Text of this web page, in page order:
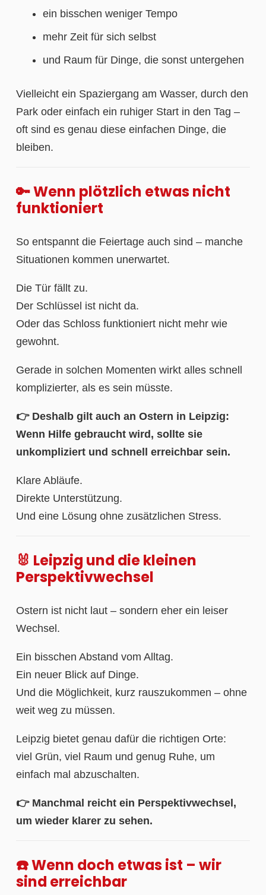
ein bisschen weniger Tempo
mehr Zeit für sich selbst
und Raum für Dinge, die sonst untergehen
Vielleicht ein Spaziergang am Wasser, durch den
Park oder einfach ein ruhiger Start in den Tag –
oft sind es genau diese einfachen Dinge, die
bleiben.
🔑 Wenn plötzlich etwas nicht
funktioniert
So entspannt die Feiertage auch sind – manche
Situationen kommen unerwartet.
Die Tür fällt zu.
Der Schlüssel ist nicht da.
Oder das Schloss funktioniert nicht mehr wie
gewohnt.
Gerade in solchen Momenten wirkt alles schnell
komplizierter, als es sein müsste.
👉 Deshalb gilt auch an Ostern in Leipzig:
Wenn Hilfe gebraucht wird, sollte sie
unkompliziert und schnell erreichbar sein.
Klare Abläufe.
Direkte Unterstützung.
Und eine Lösung ohne zusätzlichen Stress.
🐰 Leipzig und die kleinen
Perspektivwechsel
Ostern ist nicht laut – sondern eher ein leiser
Wechsel.
Ein bisschen Abstand vom Alltag.
Ein neuer Blick auf Dinge.
Und die Möglichkeit, kurz rauszukommen – ohne
weit weg zu müssen.
Leipzig bietet genau dafür die richtigen Orte:
viel Grün, viel Raum und genug Ruhe, um
einfach mal abzuschalten.
👉 Manchmal reicht ein Perspektivwechsel,
um wieder klarer zu sehen.
☎️ Wenn doch etwas ist – wir
sind erreichbar